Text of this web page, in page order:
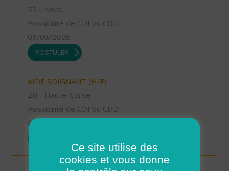
59 - Nord
Possibilité de CDI ou CDD
01/08/2026
POSTULER
AIDE SOIGNANT (H/F)
2B - Haute-Corse
Possibilité de CDI ou CDD
01/08/2026
TECHNICIEN D’INTERVENTION SOCIALE ET
Ce site utilise des
cookies et vous donne